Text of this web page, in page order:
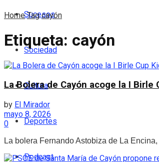
Sucesos
Sociedad
Cultura
Deportes
Podcast
Home Tag cayón
Etiqueta: cayón
La Bolera de Cayón acoge la I
by El Mirador
mayo 8, 2026
0
La bolera Fernando Astobiza de La